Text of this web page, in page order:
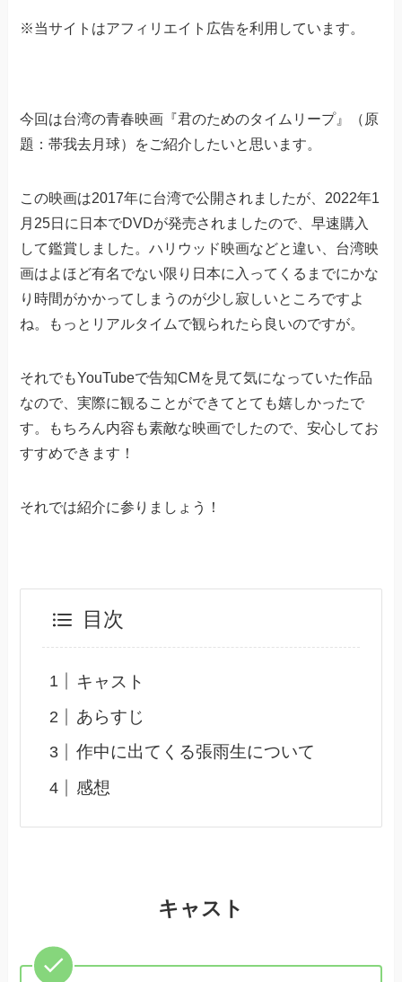
※当サイトはアフィリエイト広告を利用しています。
今回は台湾の青春映画『君のためのタイムリープ』（原
題：帯我去月球）をご紹介したいと思います。
この映画は2017年に台湾で公開されましたが、2022年1
月25日に日本でDVDが発売されましたので、早速購入
して鑑賞しました。ハリウッド映画などと違い、台湾映
画はよほど有名でない限り日本に入ってくるまでにかな
り時間がかかってしまうのが少し寂しいところですよ
ね。もっとリアルタイムで観られたら良いのですが。
それでもYouTubeで告知CMを見て気になっていた作品
なので、実際に観ることができてとても嬉しかったで
す。もちろん内容も素敵な映画でしたので、安心してお
すすめできます！
それでは紹介に参りましょう！
目次
キャスト
あらすじ
作中に出てくる張雨生について
感想
キャスト